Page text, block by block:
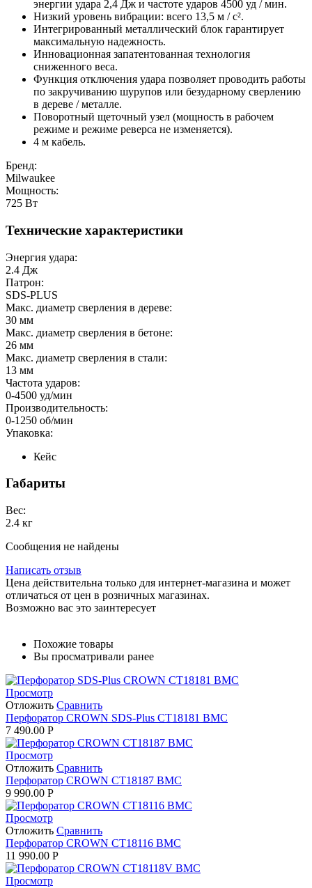
энергии удара 2,4 Дж и частоте ударов 4500 уд / мин.
Низкий уровень вибрации: всего 13,5 м / с².
Интегрированный металлический блок гарантирует
максимальную надежность.
Инновационная запатентованная технология
сниженного веса.
Функция отключения удара позволяет проводить работы
по закручиванию шурупов или безударному сверлению
в дереве / металле.
Поворотный щеточный узел (мощность в рабочем
режиме и режиме реверса не изменяется).
4 м кабель.
Бренд:
Milwaukee
Мощность:
725 Вт
Технические характеристики
Энергия удара:
2.4 Дж
Патрон:
SDS-PLUS
Макс. диаметр сверления в дереве:
30 мм
Макс. диаметр сверления в бетоне:
26 мм
Макс. диаметр сверления в стали:
13 мм
Частота ударов:
0-4500 уд/мин
Производительность:
0-1250 об/мин
Упаковка:
Кейс
Габариты
Вес:
2.4 кг
Сообщения не найдены
Написать отзыв
Цена действительна только для интернет-магазина и может
отличаться от цен в розничных магазинах.
Возможно вас это заинтересует
Похожие товары
Вы просматривали ранее
Просмотр
Отложить Сравнить
Перфоратор CROWN SDS-Plus CT18181 BMC
7 490.00 Р
Просмотр
Отложить Сравнить
Перфоратор CROWN CT18187 BMC
9 990.00 Р
Просмотр
Отложить Сравнить
Перфоратор CROWN CT18116 BMC
11 990.00 Р
Просмотр